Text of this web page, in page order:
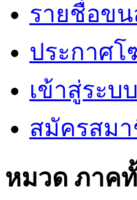
รายชื่อขน
ประกาศ
เข้าสู่ระบบ
สมัครสม
หมวด ภาค